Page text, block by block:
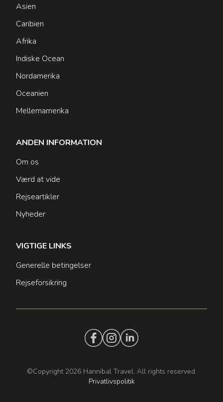
Asien
Caribien
Afrika
Indiske Ocean
Nordamerika
Oceanien
Mellemamerika
ANDEN INFORMATION
Om os
Værd at vide
Rejseartikler
Nyheder
VIGTIGE LINKS
Generelle betingelser
Rejseforsikring
©Copyright 2026 Hannibal Travel. All rights reserved.
Privatlivspolitik